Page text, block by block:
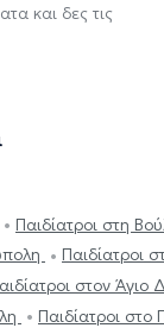
και δες τις
Παιδίατροι στη
Παιδίατροι
στον Άγιο
Παιδίατροι